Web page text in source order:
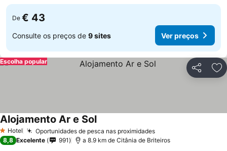
De € 43
Consulte os preços de 9 sites Ver preços
Partilhar
Escolha popular
1 Estrelas
Hotel Oportunidades de pesca nas proximidades
Alojamento Ar e Sol
8,8 Excelente 991 a 8.9 km de Citânia de Briteiros